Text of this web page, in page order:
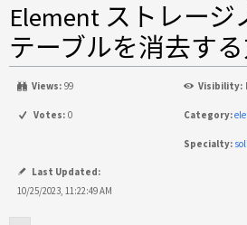
Element ストレージ
テーブルを消去す
Views: 99 Visibility:
Votes: 0 Category:
Specialty:
Last Updated:
10/25/2023, 11:22:49 AM